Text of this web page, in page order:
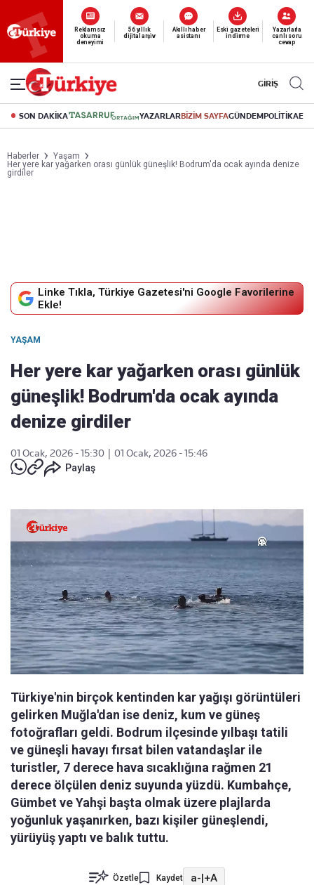
Yeni nesil dijital
abonelik 19 TL’den başlayan fiyatlarla.
GİRİŞ
SON DAKİKA YAZARLARBİZİM SAYFAGÜNDEMPOLİTİKA
Haberler
Yaşam
Her yere kar yağarken orası günlük güneşlik! Bodrum'da ocak ayında denize
girdiler
Linke Tıkla, Türkiye Gazetesi'ni Google Favorilerine
Ekle!
YAŞAM
Her yere kar yağarken orası günlük
güneşlik! Bodrum'da ocak ayında
denize girdiler
01 Ocak, 2026 - 15:30
01 Ocak, 2026 - 15:46
Paylaş
Türkiye'nin birçok kentinden kar yağışı görüntüleri
gelirken Muğla'dan ise deniz, kum ve güneş
fotoğrafları geldi. Bodrum ilçesinde yılbaşı tatili
ve güneşli havayı fırsat bilen vatandaşlar ile
turistler, 7 derece hava sıcaklığına rağmen 21
derece ölçülen deniz suyunda yüzdü. Kumbahçe,
Gümbet ve Yahşi başta olmak üzere plajlarda
yoğunluk yaşanırken, bazı kişiler güneşlendi,
yürüyüş yaptı ve balık tuttu.
Özetle Kaydet a-|+A